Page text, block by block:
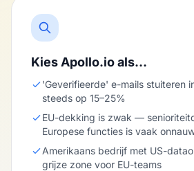
Kies Apollo.io als…
'Geverifieerde' e-mails stuiteren
steeds op 15–25%
EU-dekking is zwak —
Europese functies is vaak
Amerikaans bedrijf met US-
grijze zone voor EU-teams